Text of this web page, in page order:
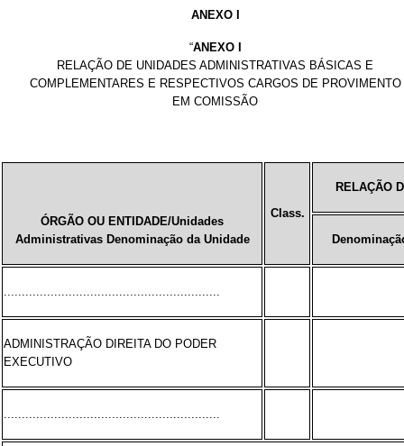
ANEXO I
“ANEXO I
RELAÇÃO DE UNIDADES ADMINISTRATIVAS BÁSICAS E
COMPLEMENTARES E RESPECTIVOS CARGOS DE PROVIMENTO
EM COMISSÃO
ÓRGÃO OU ENTIDADE/Unidades
Administrativas Denominação da Unidade
Class.
RELAÇÃO
............................................................
ADMINISTRAÇÃO DIREITA DO PODER
EXECUTIVO
............................................................